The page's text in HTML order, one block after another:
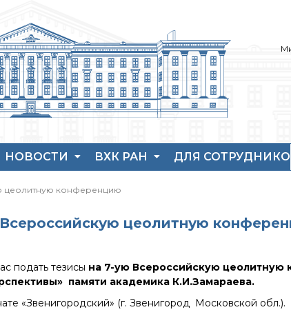
НОВОСТИ
Новости
диссертационных
Новые лаборатории
Институт в СМИ
Конкурсы, премии
ВХК РАН
Достижения
ДЛЯ
ЯМР-центр ИОХ РАН
цеолитную конференцию
цеолитную
подать тезисы на 7-ую Всероссийскую
памяти академика К.И.Замараева.
«Звенигородский» (г. Звенигород Московской обл.).